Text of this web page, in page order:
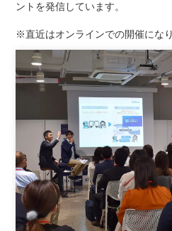
ントを発信しています。
※直近はオンラインでの開催になり